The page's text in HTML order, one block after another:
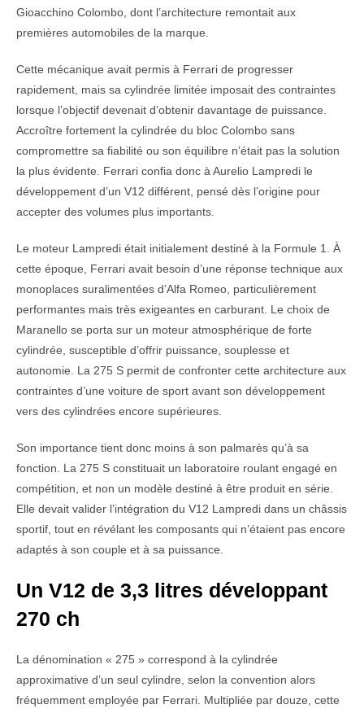
Gioacchino Colombo, dont l’architecture remontait aux
premières automobiles de la marque.
Cette mécanique avait permis à Ferrari de progresser
rapidement, mais sa cylindrée limitée imposait des contraintes
lorsque l’objectif devenait d’obtenir davantage de puissance.
Accroître fortement la cylindrée du bloc Colombo sans
compromettre sa fiabilité ou son équilibre n’était pas la solution
la plus évidente. Ferrari confia donc à Aurelio Lampredi le
développement d’un V12 différent, pensé dès l’origine pour
accepter des volumes plus importants.
Le moteur Lampredi était initialement destiné à la Formule 1. À
cette époque, Ferrari avait besoin d’une réponse technique aux
monoplaces suralimentées d’Alfa Romeo, particulièrement
performantes mais très exigeantes en carburant. Le choix de
Maranello se porta sur un moteur atmosphérique de forte
cylindrée, susceptible d’offrir puissance, souplesse et
autonomie. La 275 S permit de confronter cette architecture aux
contraintes d’une voiture de sport avant son développement
vers des cylindrées encore supérieures.
Son importance tient donc moins à son palmarès qu’à sa
fonction. La 275 S constituait un laboratoire roulant engagé en
compétition, et non un modèle destiné à être produit en série.
Elle devait valider l’intégration du V12 Lampredi dans un châssis
sportif, tout en révélant les composants qui n’étaient pas encore
adaptés à son couple et à sa puissance.
Un V12 de 3,3 litres développant
270 ch
La dénomination « 275 » correspond à la cylindrée
approximative d’un seul cylindre, selon la convention alors
fréquemment employée par Ferrari. Multipliée par douze, cette